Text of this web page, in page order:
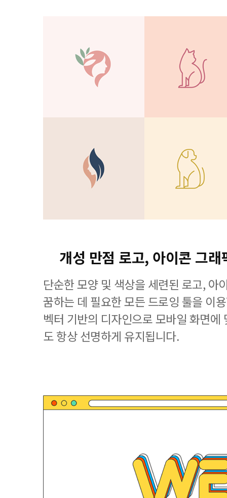
개성 만점 로고, 아이콘 그래
단순한 모양 및 색상을 세련된 로고, 아
꿈하는 데 필요한 모든 드로잉 툴을 이
벡터 기반의 디자인으로 모바일 화면에
도 항상 선명하게 유지됩니다.